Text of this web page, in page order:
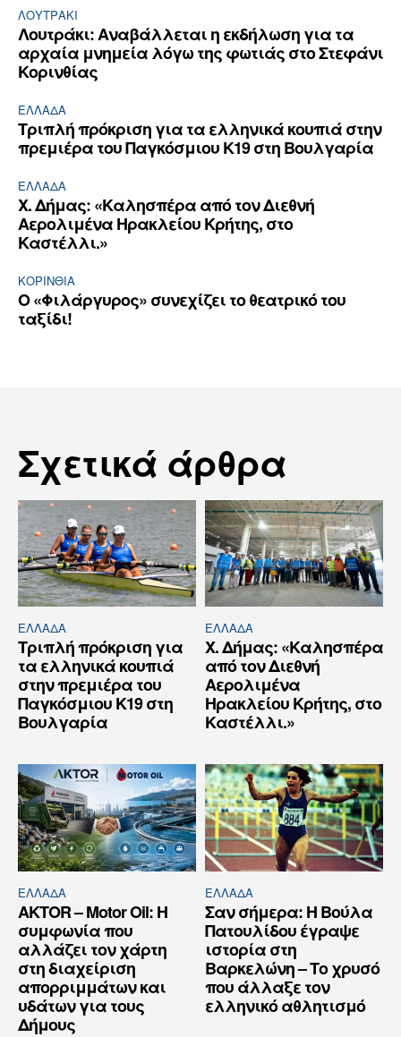
ΛΟΥΤΡΆΚΙ
Λουτράκι: Αναβάλλεται η εκδήλωση για τα
αρχαία μνημεία λόγω της φωτιάς στο Στεφάνι
Κορινθίας
ΕΛΛΆΔΑ
Τριπλή πρόκριση για τα ελληνικά κουπιά στην
πρεμιέρα του Παγκόσμιου Κ19 στη Βουλγαρία
ΕΛΛΆΔΑ
Χ. Δήμας: «Καλησπέρα από τον Διεθνή
Αερολιμένα Ηρακλείου Κρήτης, στο
Καστέλλι.»
ΚΟΡΙΝΘΊΑ
Ο «Φιλάργυρος» συνεχίζει το θεατρικό του
ταξίδι!
Σχετικά άρθρα
ΕΛΛΆΔΑ
Τριπλή πρόκριση για
τα ελληνικά κουπιά
στην πρεμιέρα του
Παγκόσμιου Κ19 στη
Βουλγαρία
ΕΛΛΆΔΑ
Χ. Δήμας: «Καλησπέρα
από τον Διεθνή
Αερολιμένα
Ηρακλείου Κρήτης, στο
Καστέλλι.»
ΕΛΛΆΔΑ
AKTOR – Motor Oil: Η
συμφωνία που
αλλάζει τον χάρτη
στη διαχείριση
απορριμμάτων και
υδάτων για τους
Δήμους
ΕΛΛΆΔΑ
Σαν σήμερα: Η Βούλα
Πατουλίδου έγραψε
ιστορία στη
Βαρκελώνη – Το χρυσό
που άλλαξε τον
ελληνικό αθλητισμό